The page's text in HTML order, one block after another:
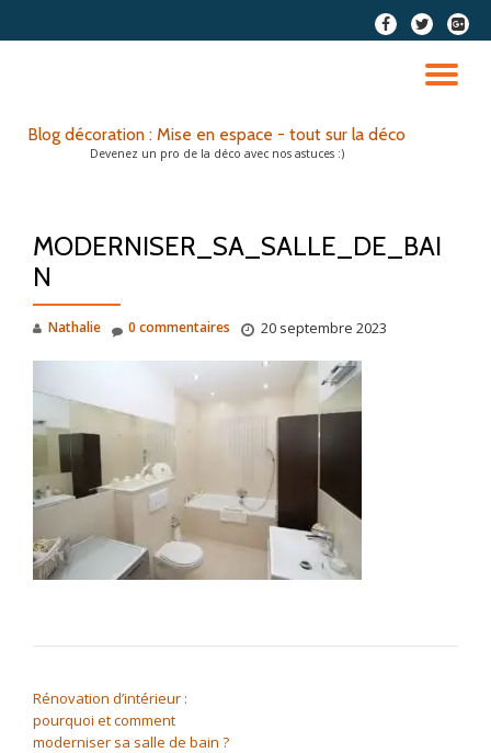
fa-
facebook
fa-
twitter
fa-
plus-
Blog décoration : Mise en espace - tout sur la déco
Devenez un pro de la déco avec nos astuces :)
MODERNISER_SA_SALLE_DE_BAI
N
Nathalie 20 septembre 2023
0 commentaires
Rénovation d’intérieur :
pourquoi et comment
moderniser sa salle de bain ?